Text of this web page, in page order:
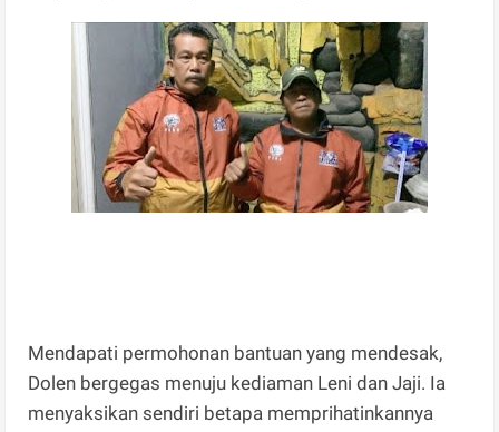
Mendapati permohonan bantuan yang mendesak,
Dolen bergegas menuju kediaman Leni dan Jaji. Ia
menyaksikan sendiri betapa memprihatinkannya